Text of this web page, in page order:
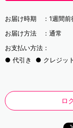
お届け時期 ： 1週間前
お届け方法 ： 通常
お支払い方法：
代引き
クレジッ
ロ